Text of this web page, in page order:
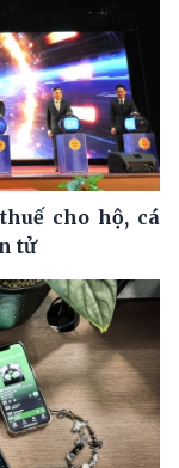
cho hộ, cá
tử